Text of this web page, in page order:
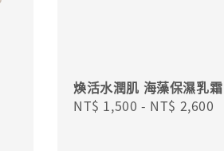
煥活水潤肌 海藻保濕乳霜
Regular
NT$ 1,500 - NT$ 2,600